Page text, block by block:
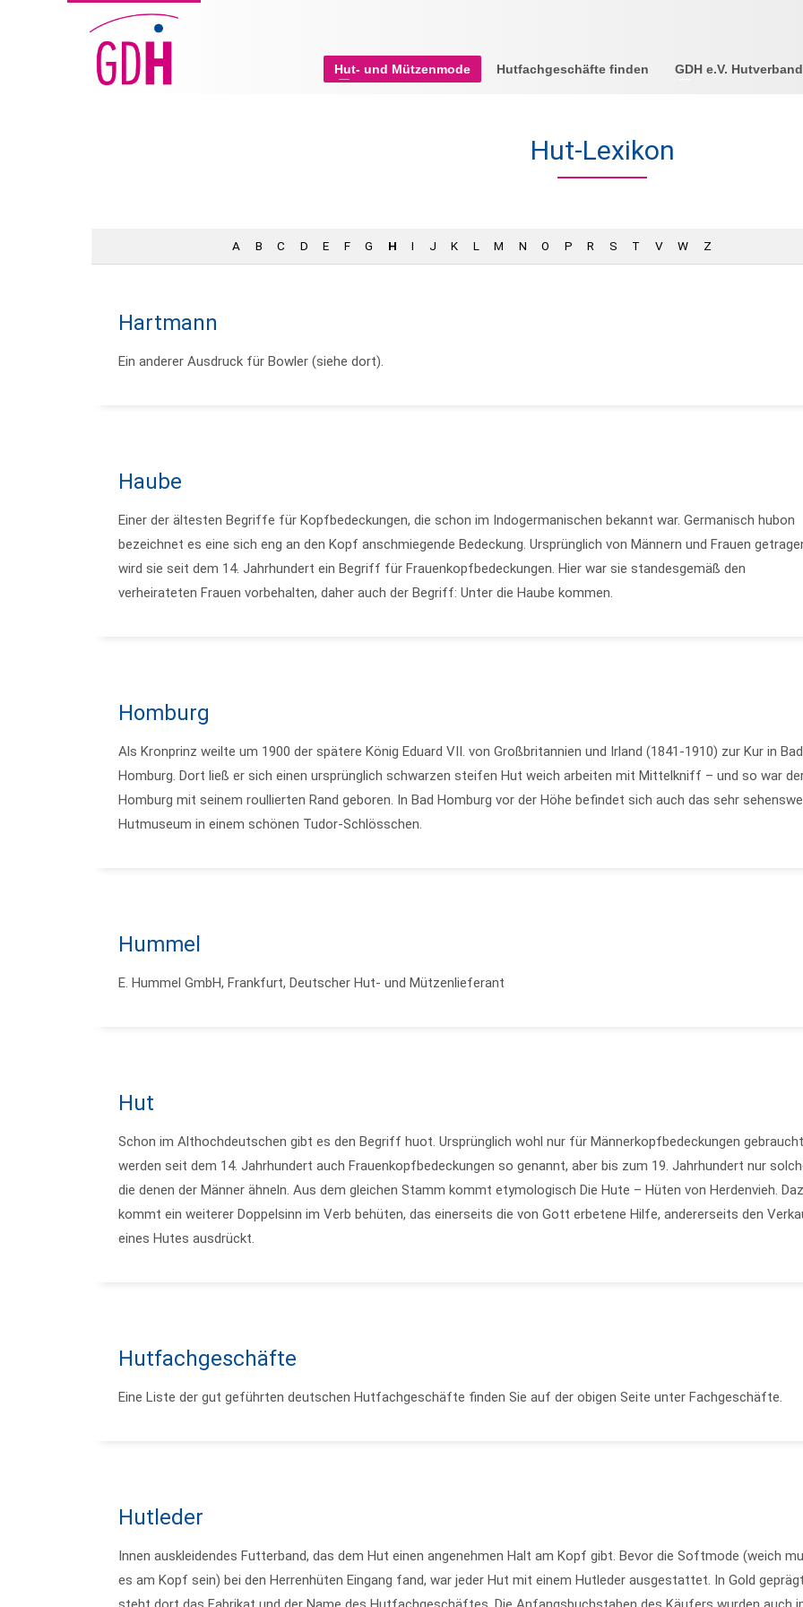
Hut- und Mützenmode Hutfachgeschäfte finden GDH e.V. Hutverband
Hut-Lexikon
A B C D E F G H I J K L M N O P R S T V W Z
Hartmann
Ein anderer Ausdruck für Bowler (siehe dort).
Haube
Einer der ältesten Begriffe für Kopfbedeckungen, die schon im Indogermanischen bekannt war. Germanisch hubon
bezeichnet es eine sich eng an den Kopf anschmiegende Bedeckung. Ursprünglich von Männern und Frauen
wird sie seit dem 14. Jahrhundert ein Begriff für Frauenkopfbedeckungen. Hier war sie standesgemäß den
verheirateten Frauen vorbehalten, daher auch der Begriff: Unter die Haube kommen.
Homburg
Als Kronprinz weilte um 1900 der spätere König Eduard VII. von Großbritannien und Irland (1841-1910) zur Kur in Bad
Homburg. Dort ließ er sich einen ursprünglich schwarzen steifen Hut weich arbeiten mit Mittelkniff – und so war
Homburg mit seinem roullierten Rand geboren. In Bad Homburg vor der Höhe befindet sich auch das sehr
Hutmuseum in einem schönen Tudor-Schlösschen.
Hummel
E. Hummel GmbH, Frankfurt, Deutscher Hut- und Mützenlieferant
Hut
Schon im Althochdeutschen gibt es den Begriff huot. Ursprünglich wohl nur für Männerkopfbedeckungen
werden seit dem 14. Jahrhundert auch Frauenkopfbedeckungen so genannt, aber bis zum 19. Jahrhundert nur
die denen der Männer ähneln. Aus dem gleichen Stamm kommt etymologisch Die Hute – Hüten von Herdenvieh.
kommt ein weiterer Doppelsinn im Verb behüten, das einerseits die von Gott erbetene Hilfe, andererseits den
eines Hutes ausdrückt.
Hutfachgeschäfte
Eine Liste der gut geführten deutschen Hutfachgeschäfte finden Sie auf der obigen Seite unter Fachgeschäfte.
Hutleder
Innen auskleidendes Futterband, das dem Hut einen angenehmen Halt am Kopf gibt. Bevor die Softmode (weich
es am Kopf sein) bei den Herrenhüten Eingang fand, war jeder Hut mit einem Hutleder ausgestattet. In Gold